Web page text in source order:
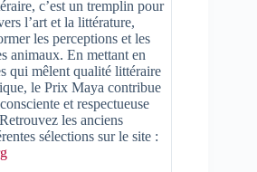
c’est un tremplin pour
l’art et la littérature,
les perceptions et les
animaux. En mettant en
qui mêlent qualité littéraire
le Prix Maya contribue
et respectueuse
les anciens
sélections sur le site :